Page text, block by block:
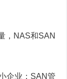
，NAS和SAN
企业；SAN管